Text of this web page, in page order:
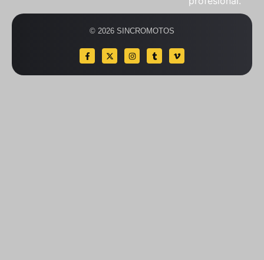
© 2026 SINCROMOTOS